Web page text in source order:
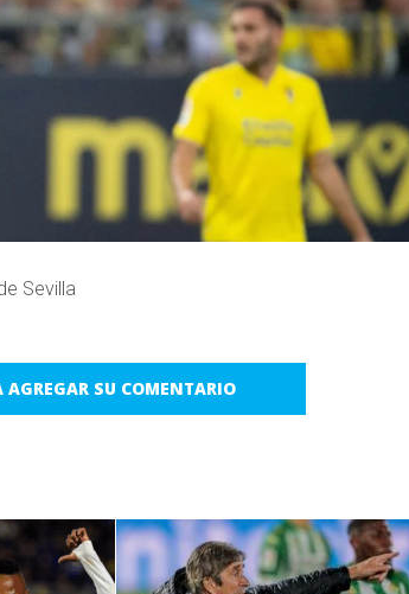
Sevilla
AGREGAR SU COMENTARIO